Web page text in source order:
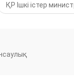
ҚР Ішкі істер